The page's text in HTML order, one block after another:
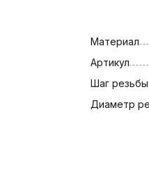
Материал
Артикул
Шаг
Диаметр